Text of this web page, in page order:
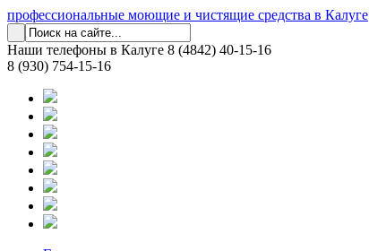
профессиональные моющие и чистящие средства в Калуге
Наши телефоны в Калуге 8 (4842) 40-15-16
8 (930) 754-15-16